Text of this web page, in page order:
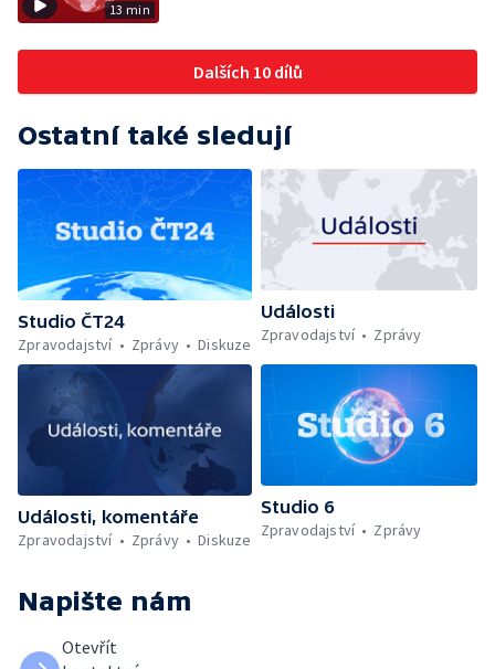
13 min
Dalších 10 dílů
Ostatní také sledují
Studio ČT24
Zpravodajství
Zprávy Diskuze
Události
Zpravodajství
Zprávy
Události, komentáře
Zpravodajství
Zprávy Diskuze
Studio 6
Zpravodajství
Zprávy
Napište nám
Otevřít